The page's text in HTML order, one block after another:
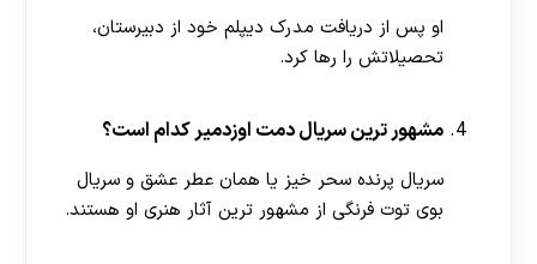
او پس از دریافت مدرک دیپلم خود از دبیرستان،
تحصیلاتش را رها کرد.
مشهور ترین سریال دمت اوزدمیر کدام است؟
سریال پرنده سحر خیز یا همان عطر عشق و سریال
بوی توت فرنگی از مشهور ترین آثار هنری او هستند.